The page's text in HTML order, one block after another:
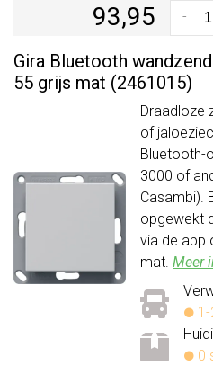
93,95 -
Gira Bluetooth
55 grijs mat (2461015)
Draadloze
of
Bluetooth-
3000 of
Casambi).
opgewekt
via de app
mat. Meer
0